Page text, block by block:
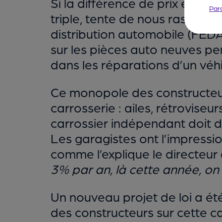
triple, tente de nous rassurer
distribution automobile
sur les pièces auto neuves
dans les réparations d’un
Ce monopole des
carrosserie : ailes,
carrossier indépendant doit
Les garagistes ont
comme l’explique le directeur
3% par an, là cette année,
Un nouveau projet de loi a
des constructeurs sur cette